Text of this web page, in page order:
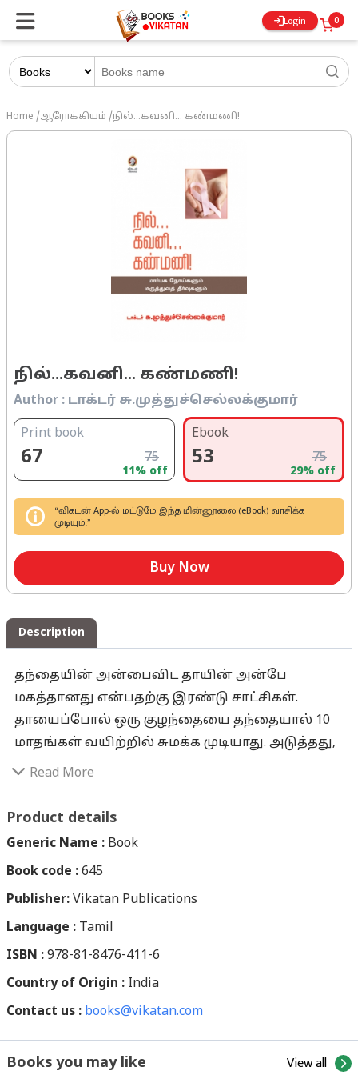
Login 0
Home /ஆரோக்கியம் /நில்...கவனி... கண்மணி!
நில்...கவனி... கண்மணி!
Author : டாக்டர் சு.முத்துச்செல்லக்குமார்
Print book
67 75
11% off
Ebook
53 75
29% off
“விகடன் App-ல் மட்டுமே இந்த மின்னூலை (eBook) வாசிக்க
முடியும்.”
Buy Now
Description
தந்தையின் அன்பைவிட தாயின் அன்பே
மகத்தானது என்பதற்கு இரண்டு சாட்சிகள்.
தாயைப்போல் ஒரு குழந்தையை தந்தையால் 10
மாதங்கள் வயிற்றில் சுமக்க முடியாது. அடுத்தது,
குழந்தையின் சக்திக்கும் வளர்ச்சிக்கும் உதவும்
கொடுக்கும் ஒரு தாயைப்போல் தந்தை செயல்பட
வரங்கள். வரமே சாபமாவதுதானே மனிதகுல
வாழ்வின் வழக்கம். இன்றைய காலகட்டத்தில்
பெண்களுக்கு உண்டாகும் பிரச்னைகள்
குறித்த விழிப்பு உணர்வு சமீபகாலமாக
அதிகமானாலும், மார்பகம் குறித்து அந்த
நிறைவு செய்யும் விதமாகவே மார்பகப்
Read More
Product details
Generic Name : Book
Book code : 645
Publisher: Vikatan Publications
Language : Tamil
ISBN : 978-81-8476-411-6
Country of Origin : India
Contact us : books@vikatan.com
Books you may like View all